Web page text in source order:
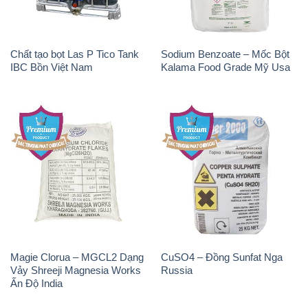
Magie Clorua – MGCL2 Dạng
Vảy Shreeji Magnesia Works
Ấn Độ India
CuSO4 – Đồng Sunfat Nga